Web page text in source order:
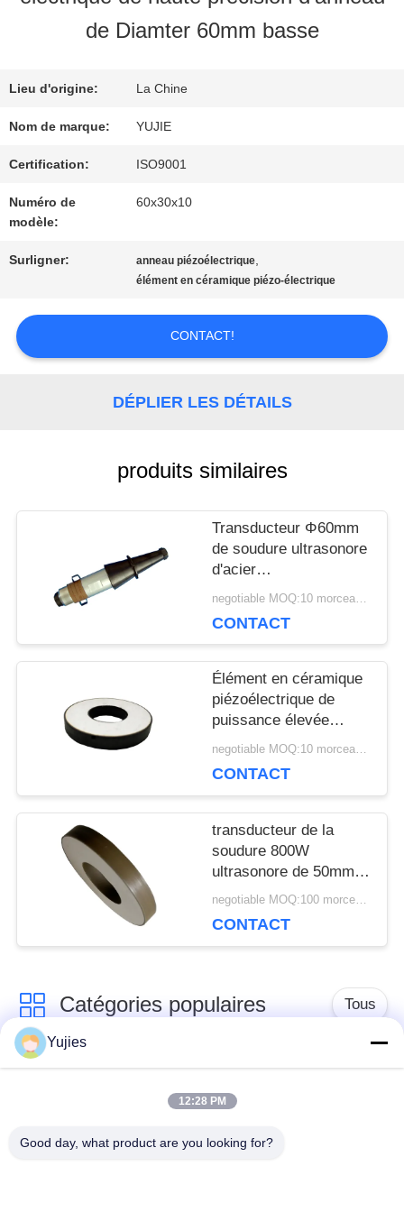
CONTRÔLE
DE
QUALITÉ
CONTACTEZ-
NOUS
DEMANDEZ
CITATION
SITE
POLICY
de Diamter 60mm basse
Lieu d'origine: La Chine
Nom de marque: YUJIE
Certification: ISO9001
Numéro de
modèle:
60x30x10
Surligner: anneau piézoélectrique,
élément en céramique piézo-électrique
CONTACT!
DÉPLIER LES DÉTAILS
produits similaires
Transducteur Φ60mm
de soudure ultrasonore
d'acier
inoxydable/cristal
10mm
negotiable MOQ:10 morceaux/morceaux
CONTACT
Élément en céramique
piézoélectrique de
puissance élevée
25Khz 2000PF pour la negotiable MOQ:10 morceaux/morceaux
CONTACT
transducteur de la
soudure 800W
ultrasonore de 50mm
pour le masque/foreusenegotiable MOQ:100 morceaux/morceaux
CONTACT
Catégories populaires Tous
Transducteur
Transducteur
ultrasonique médical
transducteur de
Yujies
12:28 PM
Good day, what product are you looking for?